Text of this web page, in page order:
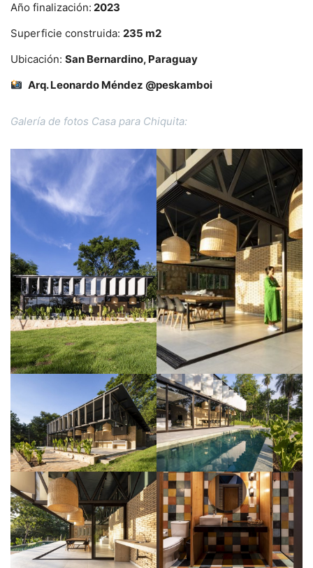
Año finalización: 2023
Superficie construida: 235 m2
Ubicación: San Bernardino, Paraguay
Arq. Leonardo Méndez @peskamboi
Galería de fotos Casa para Chiquita: